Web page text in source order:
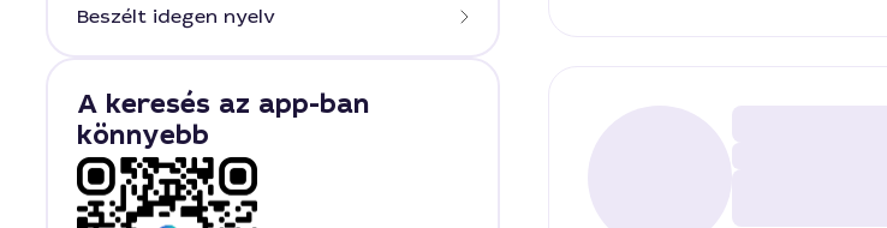
Beszélt idegen nyelv
A keresés az app-ban
könnyebb